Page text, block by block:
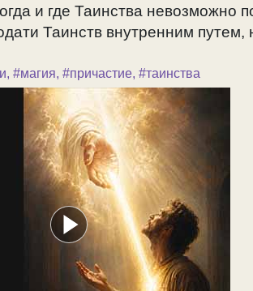
и где Таинства невозможно
Таинств внутренним путем,
, #магия, #причастие, #таинства